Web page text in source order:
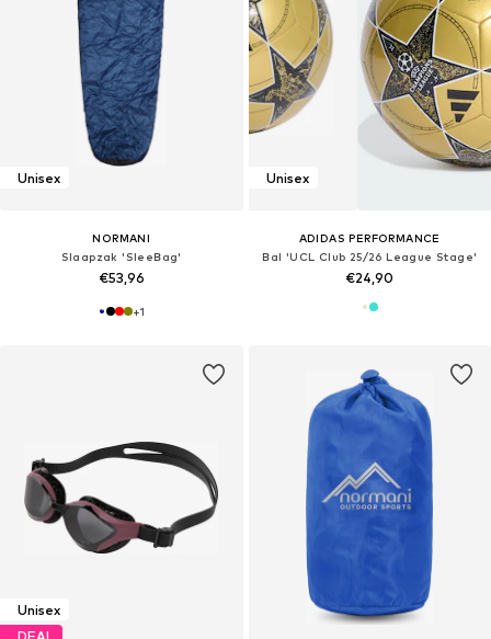
Unisex
NORMANI
Slaapzak 'SleeBag'
€53,96
+1
Unisex
ADIDAS PERFORMANCE
Bal 'UCL Club 25/26 League Stage'
€24,90
Unisex